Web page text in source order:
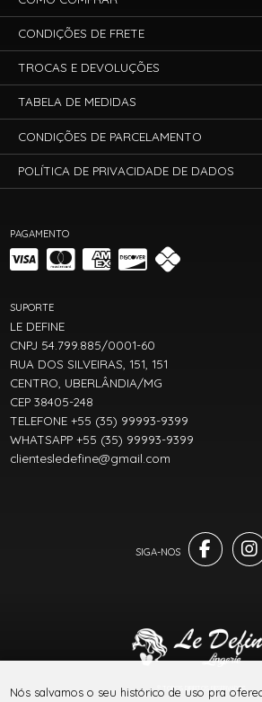
PAGAMENTO
SUPORTE
LE DEFINE
CNPJ 54.799.885/0001-60
RUA DOS SILVEIRAS, 151, 151
CENTRO, UBERLÂNDIA/MG
CEP 38405-248
TELEFONE +55 (35) 99993-9399
WHATSAPP +55 (35) 99993-9399
clientesledefine@gmail.com
CONDIÇÕES DE FRETE
TROCAS E DEVOLUÇÕES
TABELA DE MEDIDAS
CONDIÇÕES DE PARCELAMENTO
POLÍTICA DE PRIVACIDADE DE DADOS
® TODOS DIREITOS RESERVADOS
Nós salvamos o seu histórico de uso pra